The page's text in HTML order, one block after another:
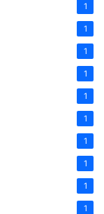
1
1
1
1
1
1
1
1
1
1